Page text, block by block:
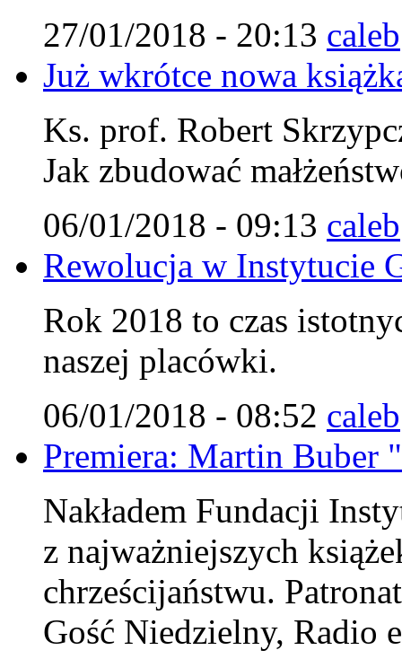
27/01/2018 - 20:13 caleb
Już wkrótce nowa
Ks. prof. Robert
Jak zbudować
06/01/2018 - 09:13 caleb
Rewolucja w Instytucie
Rok 2018 to czas
naszej placówki.
06/01/2018 - 08:52 caleb
Premiera: Martin Buber
Nakładem Fundacji
z najważniejszych
chrześcijaństwu.
Gość Niedzielny, Radio